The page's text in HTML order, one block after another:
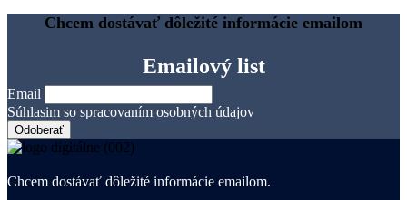
Chcem dostávať dôležité informácie emailom
Emailový list
Email
Súhlasim so spracovaním osobných údajov
Chcem dostávať dôležité informácie emailom.